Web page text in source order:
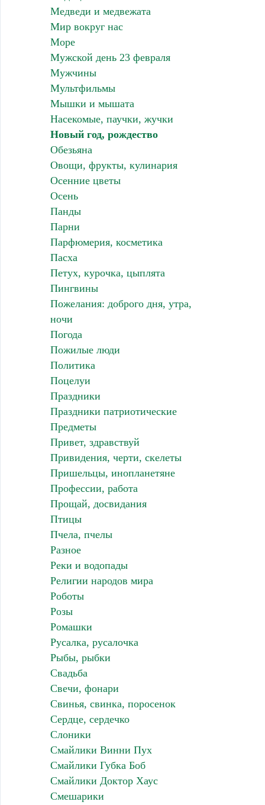
Медведи и медвежата
Мир вокруг нас
Море
Мужской день 23 февраля
Мужчины
Мультфильмы
Мышки и мышата
Насекомые, паучки, жучки
Новый год, рождество
Обезьяна
Овощи, фрукты, кулинария
Осенние цветы
Осень
Панды
Парни
Парфюмерия, косметика
Пасха
Петух, курочка, цыплята
Пингвины
Пожелания: доброго дня, утра,
ночи
Погода
Пожилые люди
Политика
Поцелуи
Праздники
Праздники патриотические
Предметы
Привет, здравствуй
Привидения, черти, скелеты
Пришельцы, инопланетяне
Профессии, работа
Прощай, досвидания
Птицы
Пчела, пчелы
Разное
Реки и водопады
Религии народов мира
Роботы
Розы
Ромашки
Русалка, русалочка
Рыбы, рыбки
Свадьба
Свечи, фонари
Свинья, свинка, поросенок
Сердце, сердечко
Слоники
Смайлики Винни Пух
Смайлики Губка Боб
Смайлики Доктор Хаус
Смешарики